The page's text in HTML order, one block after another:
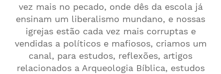
vez mais no pecado, onde dês da escola já
ensinam um liberalismo mundano, e nossas
igrejas estão cada vez mais corruptas e
vendidas a políticos e mafiosos, criamos um
canal, para estudos, reflexões, artigos
relacionados a Arqueologia Bíblica, estudos